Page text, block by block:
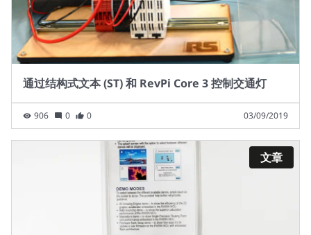
通过结构式文本 (ST) 和 RevPi Core 3 控制交通灯
906 0 0 03/09/2019
文章